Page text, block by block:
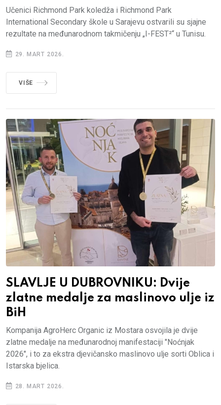
Učenici Richmond Park koledža i Richmond Park
International Secondary škole u Sarajevu ostvarili su sjajne
rezultate na međunarodnom takmičenju „I-FEST²“ u Tunisu.
29. MART 2026.
VIŠE
SLAVLJE U DUBROVNIKU: Dvije
zlatne medalje za maslinovo ulje iz
BiH
Kompanija AgroHerc Organic iz Mostara osvojila je dvije
zlatne medalje na međunarodnoj manifestaciji "Noćnjak
2026", i to za ekstra djevičansko maslinovo ulje sorti Oblica i
Istarska bjelica.
28. MART 2026.